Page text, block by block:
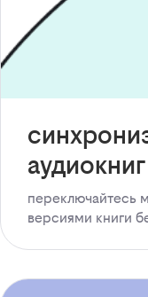
аудиокниг
переключайтесь
версиями книги